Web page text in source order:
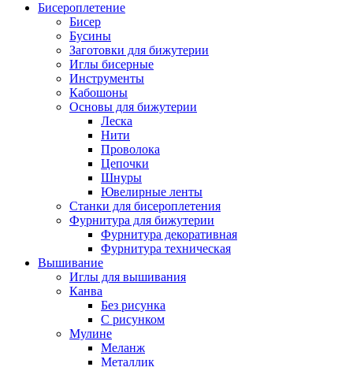
Бисероплетение
Бисер
Бусины
Заготовки для бижутерии
Иглы бисерные
Инструменты
Кабошоны
Основы для бижутерии
Леска
Нити
Проволока
Цепочки
Шнуры
Ювелирные ленты
Станки для бисероплетения
Фурнитура для бижутерии
Фурнитура декоративная
Фурнитура техническая
Вышивание
Иглы для вышивания
Канва
Без рисунка
С рисунком
Мулине
Меланж
Металлик